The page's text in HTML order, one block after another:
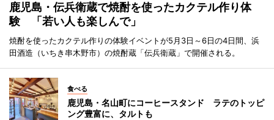
鹿児島・伝兵衛蔵で焼酎を使ったカクテル作り体
験 「若い人も楽しんで」
焼酎を使ったカクテル作りの体験イベントが5月3日～6日の4日間、浜
田酒造（いちき串木野市）の焼酎蔵「伝兵衛蔵」で開催される。
食べる
鹿児島・名山町にコーヒースタンド ラテのトッピ
ング豊富に、タルトも